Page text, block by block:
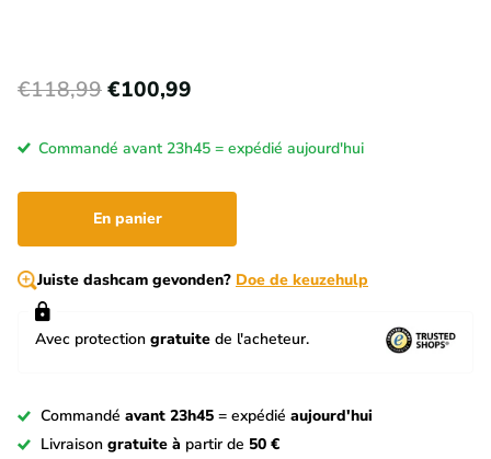
€118,99€100,99
Commandé avant 23h45 = expédié aujourd'hui
En panier
Juiste dashcam gevonden? Doe de keuzehulp
Avec protection gratuite de l'acheteur.
Commandé avant 23h45 = expédié aujourd'hui
Livraison gratuite à partir de 50 €